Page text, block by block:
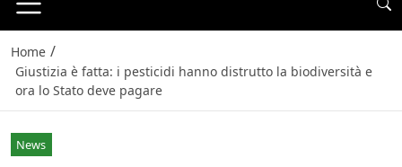
Home /
Giustizia è fatta: i pesticidi hanno distrutto la biodiversità e
ora lo Stato deve pagare
News